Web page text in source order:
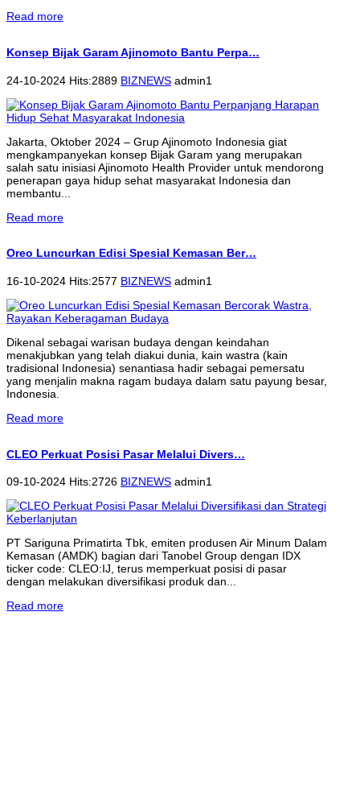
Read more
Konsep Bijak Garam Ajinomoto Bantu Perpa…
24-10-2024 Hits:2889 BIZNEWS admin1
Jakarta, Oktober 2024 – Grup Ajinomoto Indonesia giat
mengkampanyekan konsep Bijak Garam yang merupakan
salah satu inisiasi Ajinomoto Health Provider untuk mendorong
penerapan gaya hidup sehat masyarakat Indonesia dan
membantu...
Read more
Oreo Luncurkan Edisi Spesial Kemasan Ber…
16-10-2024 Hits:2577 BIZNEWS admin1
Dikenal sebagai warisan budaya dengan keindahan
menakjubkan yang telah diakui dunia, kain wastra (kain
tradisional Indonesia) senantiasa hadir sebagai pemersatu
yang menjalin makna ragam budaya dalam satu payung besar,
Indonesia.
Read more
CLEO Perkuat Posisi Pasar Melalui Divers…
09-10-2024 Hits:2726 BIZNEWS admin1
PT Sariguna Primatirta Tbk, emiten produsen Air Minum Dalam
Kemasan (AMDK) bagian dari Tanobel Group dengan IDX
ticker code: CLEO:IJ, terus memperkuat posisi di pasar
dengan melakukan diversifikasi produk dan...
Read more